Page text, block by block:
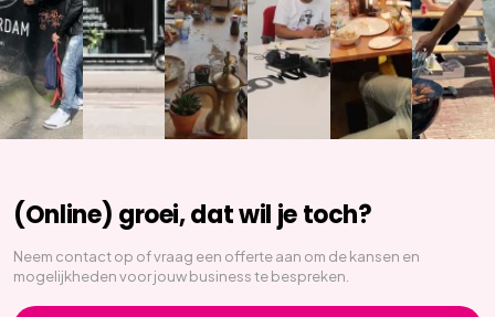
(Online) groei, dat wil je toch?
Neem contact op of vraag een offerte aan om de kansen en
mogelijkheden voor jouw business te bespreken.